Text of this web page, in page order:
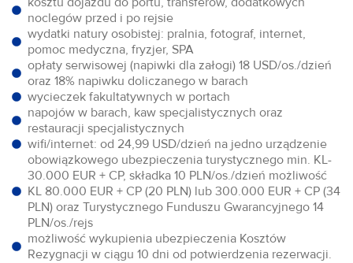
noclegów przed i po rejsie
wydatki natury osobistej: pralnia, fotograf, internet,
pomoc medyczna, fryzjer, SPA
opłaty serwisowej (napiwki dla załogi) 18 USD/os./dzień
oraz 18% napiwku doliczanego w barach
wycieczek fakultatywnych w portach
napojów w barach, kaw specjalistycznych oraz
restauracji specjalistycznych
wifi/internet: od 24,99 USD/dzień na jedno urządzenie
obowiązkowego ubezpieczenia turystycznego min. KL-
30.000 EUR + CP, składka 10 PLN/os./dzień możliwość
KL 80.000 EUR + CP (20 PLN) lub 300.000 EUR + CP (34
PLN) oraz Turystycznego Funduszu Gwarancyjnego 14
PLN/os./rejs
możliwość wykupienia ubezpieczenia Kosztów
Rezygnacji w ciągu 10 dni od potwierdzenia rezerwacji.